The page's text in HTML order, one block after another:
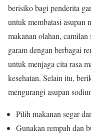
berisiko bagi penderita
untuk membatasi asupan
makanan olahan,
garam dengan berbagai
untuk menjaga cita rasa
kesehatan. Selain itu,
mengurangi asupan
Pilih makanan segar
Gunakan rempah dan